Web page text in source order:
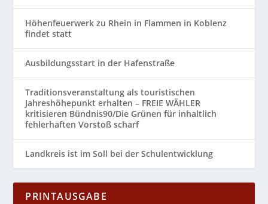
Höhenfeuerwerk zu Rhein in Flammen in Koblenz
findet statt
Ausbildungsstart in der Hafenstraße
Traditionsveranstaltung als touristischen
Jahreshöhepunkt erhalten – FREIE WÄHLER
kritisieren Bündnis90/Die Grünen für inhaltlich
fehlerhaften Vorstoß scharf
Landkreis ist im Soll bei der Schulentwicklung
PRINTAUSGABE